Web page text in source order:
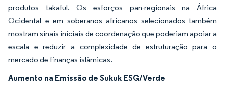
produtos takaful. Os esforços pan-regionais na África
Ocidental e em soberanos africanos selecionados também
mostram sinais iniciais de coordenação que poderiam apoiar a
escala e reduzir a complexidade de estruturação para o
mercado de finanças islâmicas.
Aumento na Emissão de Sukuk ESG/Verde